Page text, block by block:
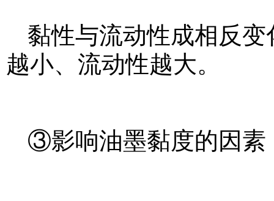
黏性与流动性成相反
越小、流动性越大。
③影响油墨黏度的因素